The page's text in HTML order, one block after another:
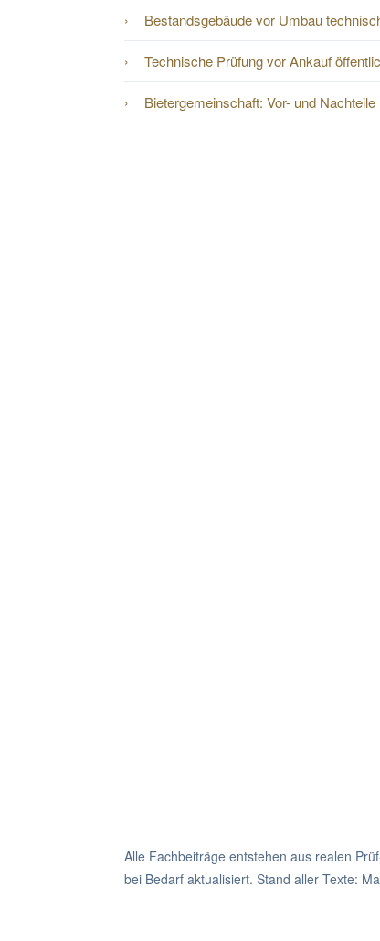
Bestandsgebäude vor Umbau
Technische Prüfung vor Ankauf
Bietergemeinschaft: Vor- und Nachteile
Alle Fachbeiträge entstehen aus realen
bei Bedarf aktualisiert. Stand aller Texte: